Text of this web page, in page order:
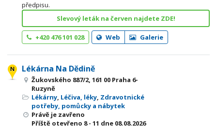
předpisu.
Slevový leták na červen najdete ZDE!
+420 476 101 028 Web Galerie
Lékárna Na Dědině
Žukovského 887/2, 161 00 Praha 6-
Ruzyně
Lékárny, Léčiva, léky, Zdravotnické
potřeby, pomůcky a nábytek
Právě je zavřeno
Příště otevřeno 8 - 11 dne 08.08.2026